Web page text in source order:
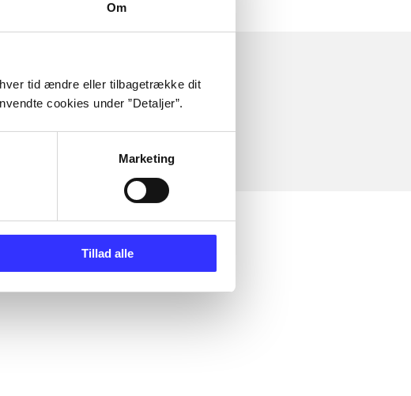
Om
tid ændre eller tilbagetrække dit
cookies under ”Detaljer”.
Marketing
Tillad alle